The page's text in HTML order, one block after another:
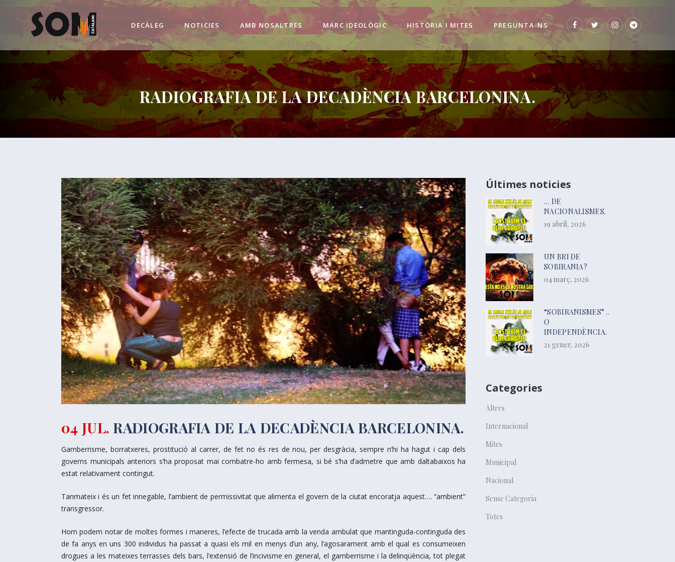
DECÀLEG NOTICIES AMB NOSALTRES MARC IDEOLÒGIC HISTÒRIA I MITES PREGUNTA-NS
RADIOGRAFIA DE LA DECADÈNCIA BARCELONINA.
04 JUL. RADIOGRAFIA DE LA DECADÈNCIA BARCELONINA.
Gamberrisme, borratxeres, prostitució al carrer, de fet no és res de nou, per desgràcia, sempre n’hi ha hagut i cap dels
governs municipals anteriors s’ha proposat mai combatre-ho amb fermesa, si bé s’ha d’admetre que amb daltabaixos ha
estat relativament contingut.
Tanmateix i és un fet innegable, l’ambient de permissivitat que alimenta el govern de la ciutat encoratja aquest…. “ambient”
transgressor.
Hom podem notar de moltes formes i maneres, l’efecte de trucada amb la venda ambulat que mantinguda-continguda des
de fa anys en uns 300 individus ha passat a quasi els mil en menys d’un any, l’agosarament amb el qual es consumeixen
drogues a les mateixes terrasses dels bars, l’extensió de l’incivisme en general, el gamberrisme i la delinqüència, tot plegat
Últimes noticies
… DE
NACIONALISMES.
19 abril, 2026
UN BRI DE
SOBIRANIA?
04 març, 2026
“SOBIRANISMES” ..
O
INDEPENDÈNCIA.
21 gener, 2026
Categories
Altres
Internacional
Mites
Municipal
Nacional
Sense Categoria
Totes